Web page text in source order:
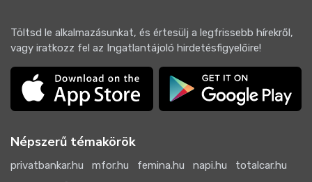
Töltsd le alkalmazásunkat, és értesülj a legfrissebb hírekről,
vagy iratkozz fel az Ingatlantájoló hirdetésfigyelőire!
Népszerű témakörök
privatbankar.hu mfor.hu femina.hu napi.hu
totalcar.hu